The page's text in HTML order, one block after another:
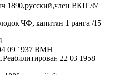
1890,русский,член ВКП /б/
ЧФ, капитан 1 ранга /15
09 1937 ВМН
22 03 1958